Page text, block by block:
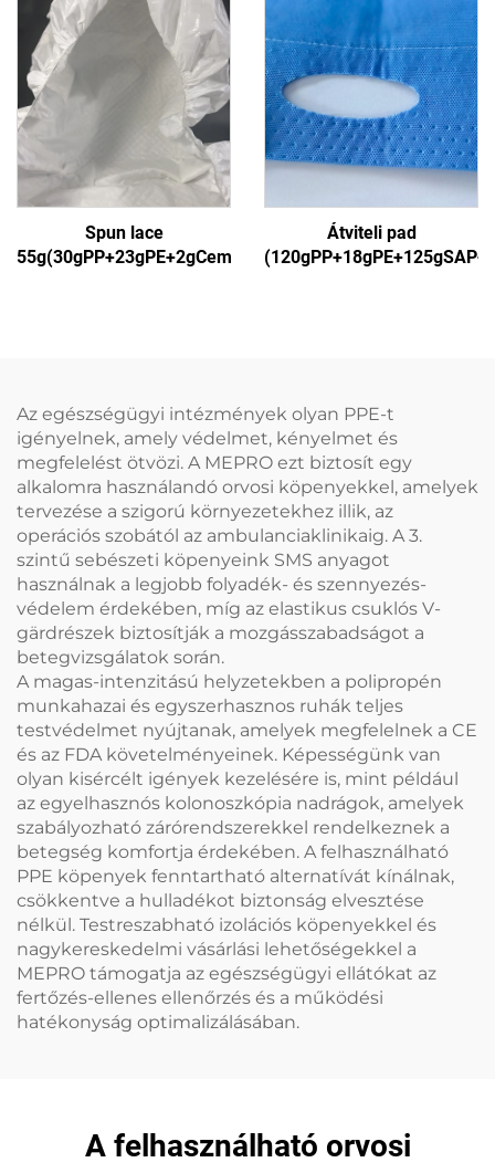
Spun lace
55g(30gPP+23gPE+2gCement)1
Átviteli pad
Az egészségügyi intézmények olyan PPE-t
igényelnek, amely védelmet, kényelmet és
megfelelést ötvözi. A MEPRO ezt biztosít egy
alkalomra használandó orvosi köpenyekkel, amelyek
tervezése a szigorú környezetekhez illik, az
operációs szobától az ambulanciaklinikaig. A 3.
szintű sebészeti köpenyeink SMS anyagot
használnak a legjobb folyadék- és szennyezés-
védelem érdekében, míg az elastikus csuklós V-
gärdrészek biztosítják a mozgásszabadságot a
betegvizsgálatok során.
A magas-intenzitású helyzetekben a polipropén
munkahazai és egyszerhasznos ruhák teljes
testvédelmet nyújtanak, amelyek megfelelnek a CE
és az FDA követelményeinek. Képességünk van
olyan kisércélt igények kezelésére is, mint például
az egyelhasznós kolonoszkópia nadrágok, amelyek
szabályozható zárórendszerekkel rendelkeznek a
betegség komfortja érdekében. A felhasználható
PPE köpenyek fenntartható alternatívát kínálnak,
csökkentve a hulladékot biztonság elvesztése
nélkül. Testreszabható izolációs köpenyekkel és
nagykereskedelmi vásárlási lehetőségekkel a
MEPRO támogatja az egészségügyi ellátókat az
fertőzés-ellenes ellenőrzés és a működési
hatékonyság optimalizálásában.
A felhasználható orvosi